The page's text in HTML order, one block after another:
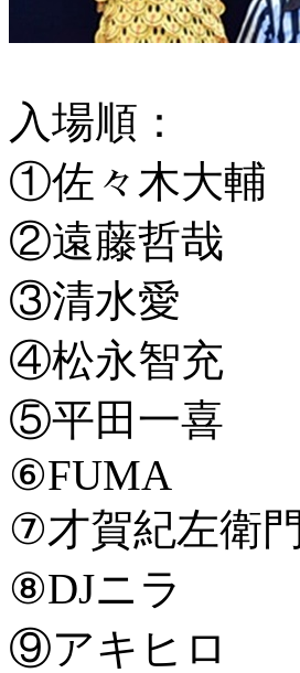
入場順：
①佐々木大輔
②遠藤哲哉
③清水愛
④松永智充
⑤平田一喜
⑥FUMA
⑦才賀紀左衛門
⑧DJニラ
⑨アキヒロ